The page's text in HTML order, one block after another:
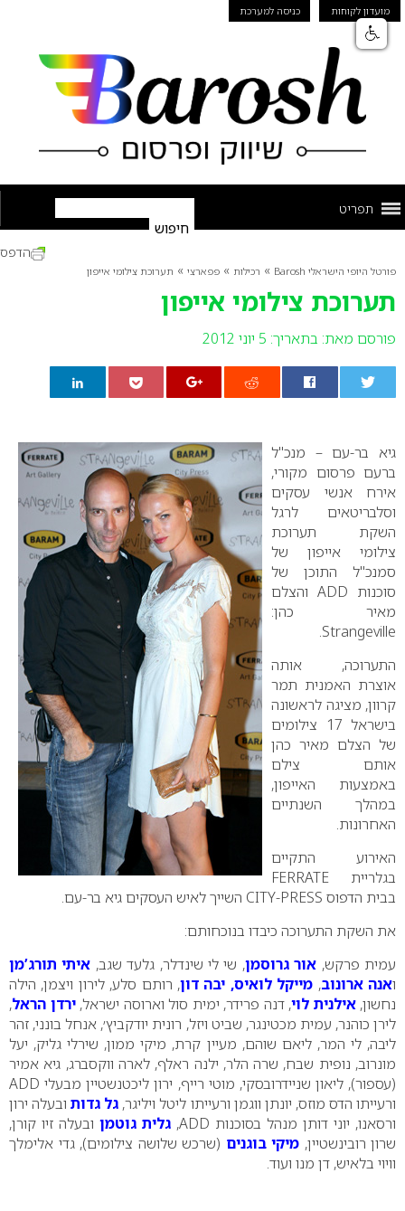
מועדון לקוחות כניסה למערכת
תפריט
פורטל היופי הישראלי Barosh » רכילות » פפארצי » תערוכת צילומי אייפון
תערוכת צילומי אייפון
פורסם מאת: בתאריך: 5 יוני 2012
הדפס
גיא בר-עם – מנכ"ל
ברעם פרסום מקורי,
אירח אנשי עסקים
וסלבריטאים לרגל
השקת תערוכת
צילומי אייפון של
סמנכ"ל התוכן של
סוכנות ADD והצלם
מאיר כהן:
Strangeville
.
התערוכה, אותה
אוצרת האמנית תמר
קרוון, מציגה לראשונה
בישראל 17 צילומים
של הצלם מאיר כהן
אותם צילם
באמצעות האייפון,
במהלך השנתיים
האחרונות.
האירוע התקיים
בגלריית FERRATE
בבית הדפוס CITY-PRESS השייך לאיש העסקים גיא בר-עם.
את השקת התערוכה כיבדו בנוכחותם:
עמית פרקש, אור גרוסמן, שי לי שינדלר, גלעד שגב, איתי תורג’מן
ואנה ארונוב, מייקל לואיס, יבה דון, רותם סלע, לירון ויצמן, הילה
נחשון,אילנית לוי, דנה פרידר, ימית סול וארוסה ישראל,ירדן הראל,
לירן כוהנר, עמית מכטינגר, שביט ויזל, רונית יודקביץ׳, אנחל בונני, זהר
ליבה, לי המר, ליאם שוהם, מעיין קרת, מיקי ממון, שירלי גליק, יעל
מונרוב, נופית שבח, שרה הלר, ילנה ראלף, לארה ווקסברג, גיא אמיר
(עספור), ליאון שניידרובסקי, מוטי רייף, ירון ליכטנשטיין מבעלי ADD
ורעייתו הדס מוזס, יונתן ווגמן ורעייתו ליטל ויליגר, גל גדותובעלה ירון
ורסאנו, יוני דותן מנהל בסוכנות ADD
, גלית גוטמן ובעלה זיו קורן,
שרון רובינשטיין, מיקי בוגנים (שרכש שלושה צילומים), גדי אלימלך
וויוי בלאיש, דן מנו ועוד.